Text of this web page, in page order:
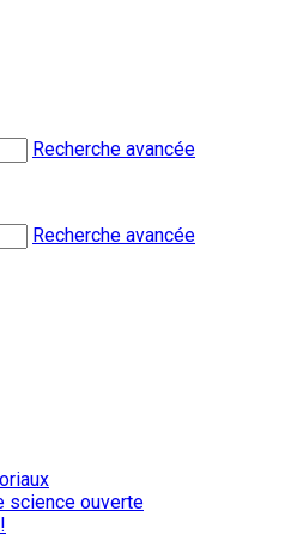
Recherche avancée
Recherche avancée
science ouverte